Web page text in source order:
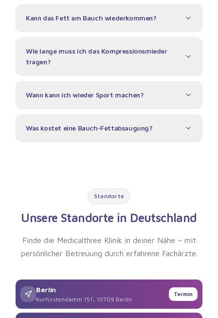
Kann das Fett am Bauch wiederkommen?
Wie lange muss ich das Kompressionsmieder
tragen?
Wann kann ich wieder Sport machen?
Was kostet eine Bauch-Fettabsaugung?
Standorte
Unsere Standorte in Deutschland
Finde die Medicalthree Klinik in deiner Nähe – mit
persönlicher Betreuung durch erfahrene Fachärzte.
Berlin
Kurfürstendamm 151, 10709 Berlin
Termin